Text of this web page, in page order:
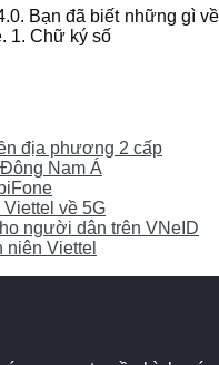
Bạn đã biết những
1. Chữ ký số
địa phương 2 cấp
Nam Á
Viettel về 5G
người dân trên VNeID
Viettel